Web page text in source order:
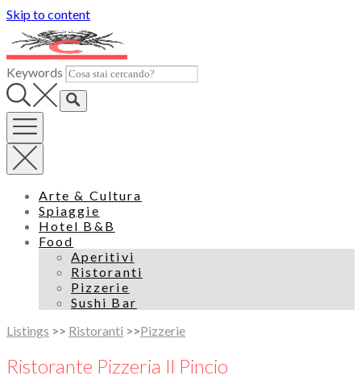
Skip to content
Keywords
Arte & Cultura
Spiaggie
Hotel B&B
Food
Aperitivi
Ristoranti
Pizzerie
Sushi Bar
Listings >> Ristoranti >>Pizzerie
Ristorante Pizzeria Il Pincio